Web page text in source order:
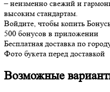
– неизменно свежий и
высоким стандартам.
Войдите, чтобы копить
500 бонусов в приложении
Бесплатная доставка по
Фото букета перед доставкой
Возможные